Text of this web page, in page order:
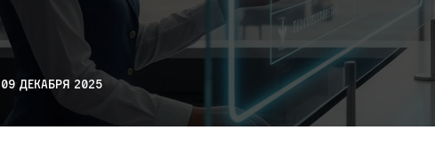
09 декабря 2025